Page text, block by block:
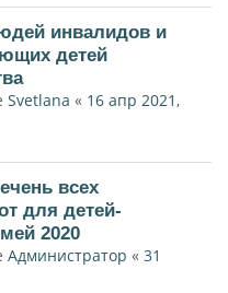
инвалидов и
детей
Svetlana « 16 апр 2021,
всех
для детей-
2020
Администратор « 31